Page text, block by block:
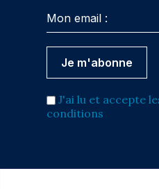
J'ai lu et accepte
conditions